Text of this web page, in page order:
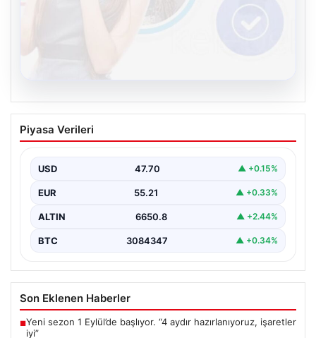
Kelebek chat adresi İle Dijital İletişimin
Seviyeli Adresi Ve Muhabbet Deneyimi
kurması ciddi bir hassasiyet barındırmaktadır. Halen
çeşitli…
Piyasa Verileri
USD 47.70 ▲ +0.15%
EUR 55.21 ▲ +0.33%
ALTIN 6650.8 ▲ +2.44%
BTC 3084347 ▲ +0.34%
Son Eklenen Haberler
■Yeni sezon 1 Eylül’de başlıyor. “4 aydır hazırlanıyoruz, işaretler
iyi”